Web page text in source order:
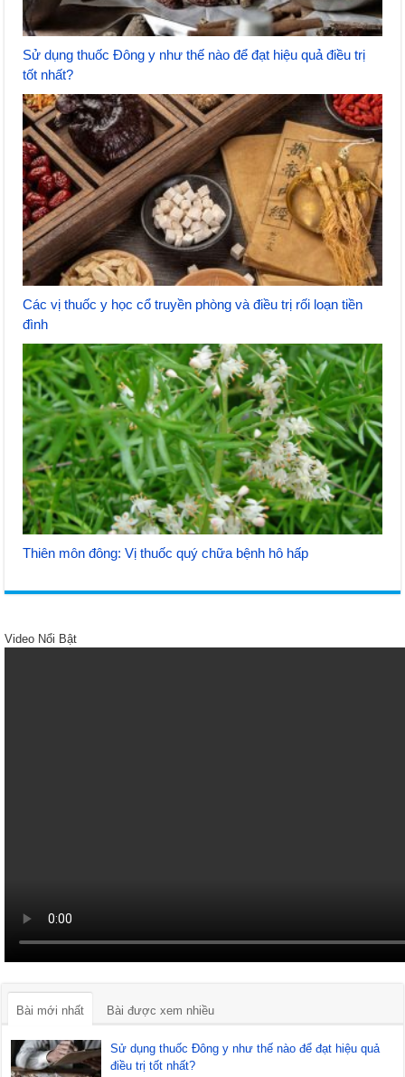
Sử dụng thuốc Đông y như thế nào để đạt hiệu quả điều trị
tốt nhất?
Các vị thuốc y học cổ truyền phòng và điều trị rối loạn tiền
đình
Thiên môn đông: Vị thuốc quý chữa bệnh hô hấp
Video Nổi Bật
Bài mới nhất Bài được xem nhiều
Sử dụng thuốc Đông y như thế nào để đạt hiệu quả
điều trị tốt nhất?